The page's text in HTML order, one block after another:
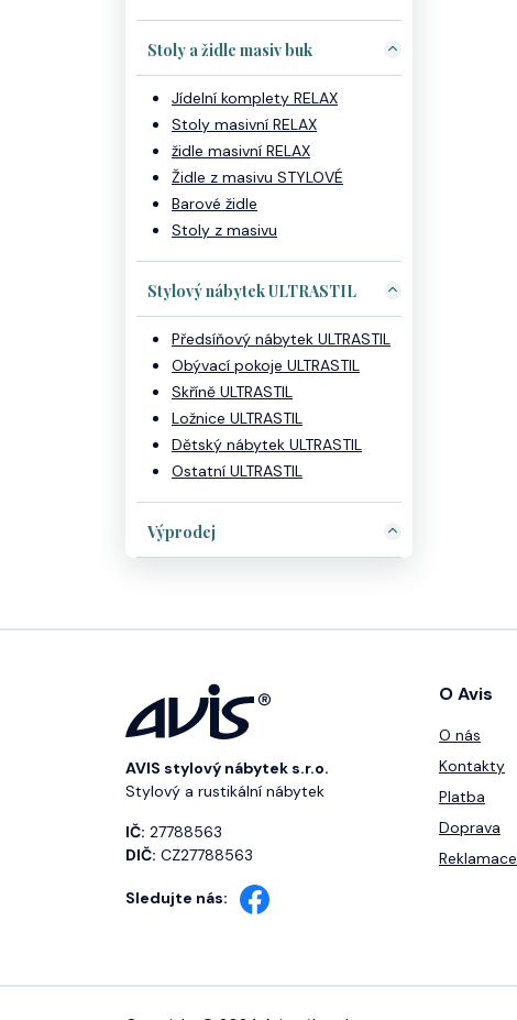
Stoly a židle masiv buk
Jídelní komplety RELAX
Stoly masivní RELAX
židle masivní RELAX
Židle z masivu STYLOVÉ
Barové židle
Stoly z masivu
Stylový nábytek ULTRASTIL
Předsíňový nábytek ULTRASTIL
Obývací pokoje ULTRASTIL
Skříně ULTRASTIL
Ložnice ULTRASTIL
Dětský nábytek ULTRASTIL
Ostatní ULTRASTIL
Výprodej
AVIS stylový nábytek s.r.o.
Stylový a rustikální nábytek
IČ: 27788563
DIČ: CZ27788563
Sledujte nás:
O Avis
O nás
Kontakty
Platba
Doprava
Reklamace